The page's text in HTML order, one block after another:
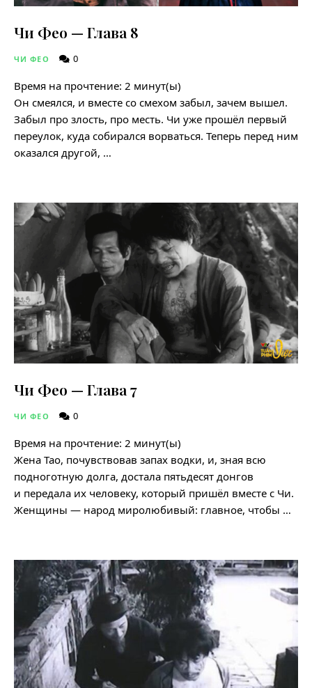
Чи Фео — Глава 8
ЧИ ФЕО 0
Время на прочтение: 2 минут(ы)
Он смеялся, и вместе со смехом забыл, зачем вышел.
Забыл про злость, про месть. Чи уже прошёл первый
переулок, куда собирался ворваться. Теперь перед ним
оказался другой, …
Чи Фео — Глава 7
ЧИ ФЕО 0
Время на прочтение: 2 минут(ы)
Жена Тао, почувствовав запах водки, и, зная всю
подноготную долга, достала пятьдесят донгов
и передала их человеку, который пришёл вместе с Чи.
Женщины — народ миролюбивый: главное, чтобы …